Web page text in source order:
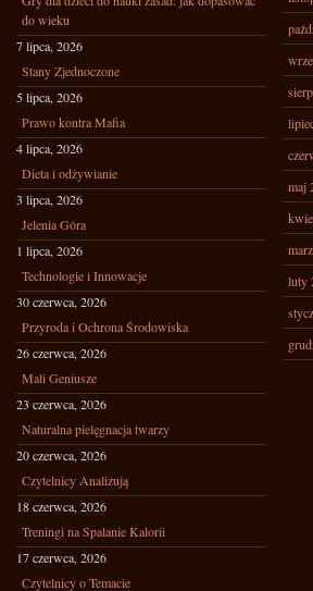
do wieku
7 lipca, 2026
Stany Zjednoczone
5 lipca, 2026
Prawo kontra Mafia
4 lipca, 2026
Dieta i odżywianie
3 lipca, 2026
Jelenia Góra
1 lipca, 2026
Technologie i Innowacje
30 czerwca, 2026
Przyroda i Ochrona Środowiska
26 czerwca, 2026
Mali Geniusze
23 czerwca, 2026
Naturalna pielęgnacja twarzy
20 czerwca, 2026
Czytelnicy Analizują
18 czerwca, 2026
Treningi na Spalanie Kalorii
17 czerwca, 2026
Czytelnicy o Temacie
maj
luty